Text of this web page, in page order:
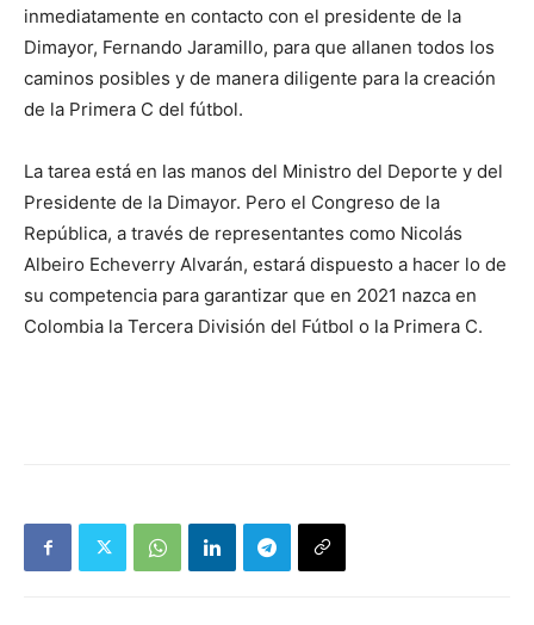
inmediatamente en contacto con el presidente de la
Dimayor, Fernando Jaramillo, para que allanen todos los
caminos posibles y de manera diligente para la creación
de la Primera C del fútbol.
La tarea está en las manos del Ministro del Deporte y del
Presidente de la Dimayor. Pero el Congreso de la
República, a través de representantes como Nicolás
Albeiro Echeverry Alvarán, estará dispuesto a hacer lo de
su competencia para garantizar que en 2021 nazca en
Colombia la Tercera División del Fútbol o la Primera C.